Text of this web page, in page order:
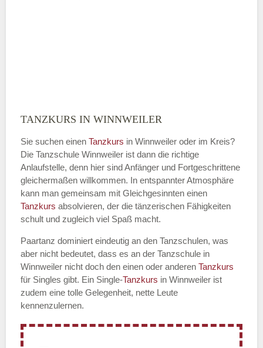
TANZKURS IN WINNWEILER
Sie suchen einen Tanzkurs in Winnweiler oder im Kreis?
Die Tanzschule Winnweiler ist dann die richtige
Anlaufstelle, denn hier sind Anfänger und Fortgeschrittene
gleichermaßen willkommen. In entspannter Atmosphäre
kann man gemeinsam mit Gleichgesinnten einen
Tanzkurs absolvieren, der die tänzerischen Fähigkeiten
schult und zugleich viel Spaß macht.
Paartanz dominiert eindeutig an den Tanzschulen, was
aber nicht bedeutet, dass es an der Tanzschule in
Winnweiler nicht doch den einen oder anderen Tanzkurs
für Singles gibt. Ein Single-Tanzkurs in Winnweiler ist
zudem eine tolle Gelegenheit, nette Leute
kennenzulernen.